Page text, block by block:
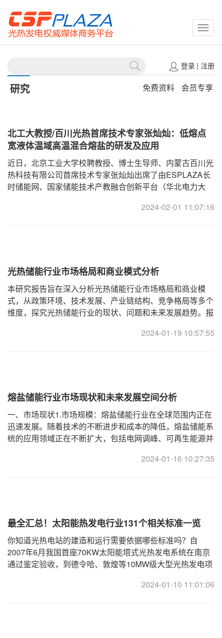
登录| 注册
研究 免费资料 会员专享
北工大教授/百川光热首席技术专家张灿灿：低熔点
宽液体温域高温混合熔盐的研发及应用
近日，北京工业大学校聘教授、博士生导师、内蒙古百川光
热科技有限公司首席技术专家张灿灿出席了由ESPLAZA长
时储能网、国家储能技术产教融合创新平台（华北电力大
2024-02-01 11:07:16
光热储能行业市场格局和商业模式分析
本研究报告旨在深入分析光热储能行业市场格局和商业模
式，从政策环境、技术发展、产业链结构、竞争格局等多个
维度，探究光热储能行业的现状、问题和未来发展趋势。报
标，并结合实际案例和数据，将复杂的专2024-01-19 10:57:55
熔盐储能行业市场现状和未来发展空间分析
一、市场现状1.市场规模：熔盐储能行业在全球范围内正在
迅速发展。随着技术的不断进步和成本的降低，熔盐储能系
统的应用领域正在不断扩大，包括电网调峰、可再生能源并
2024-01-16 10:27:35
最全汇总！太阳能热发电行业131个相关标准一览
你知道光热电站的建造和运行需要依据哪些标准吗？自
2007年6月我国首座70KW太阳能塔式光热发电系统在南京
通过鉴定验收，到德令哈、敦煌等10MW级大型光热发电项
2024-01-10 11:01:06